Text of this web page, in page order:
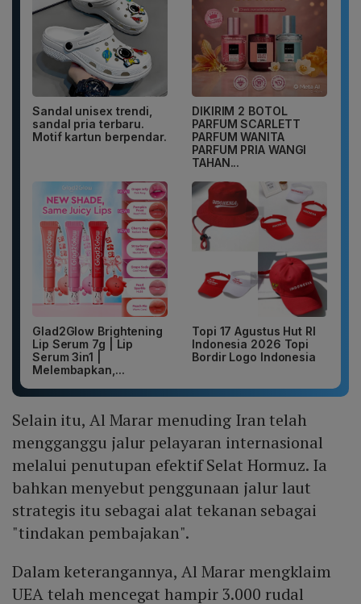
Sandal unisex trendi,
sandal pria terbaru.
Motif kartun berpendar.
DIKIRIM 2 BOTOL
PARFUM SCARLETT
PARFUM WANITA
PARFUM PRIA WANGI
TAHAN...
Glad2Glow Brightening
Lip Serum 7g | Lip
Serum 3in1 |
Melembapkan,...
Topi 17 Agustus Hut RI
Indonesia 2026 Topi
Bordir Logo Indonesia
Selain itu, Al Marar menuding Iran telah
mengganggu jalur pelayaran internasional
melalui penutupan efektif Selat Hormuz. Ia
bahkan menyebut penggunaan jalur laut
strategis itu sebagai alat tekanan sebagai
"tindakan pembajakan".
Dalam keterangannya, Al Marar mengklaim
UEA telah mencegat hampir 3.000 rudal